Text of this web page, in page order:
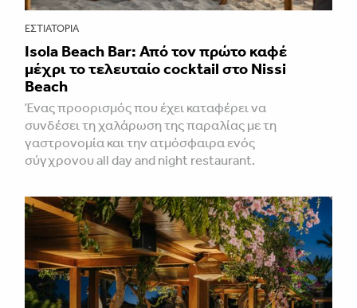
ΕΣΤΙΑΤΌΡΙΑ
Isola Beach Bar: Από τον πρώτο καφέ
μέχρι το τελευταίο cocktail στο Nissi
Beach
Ένας προορισμός που έχει καταφέρει να
συνδέσει τη χαλάρωση της παραλίας με τη
γαστρονομία και την ατμόσφαιρα ενός
σύγχρονου all day and night restaurant.